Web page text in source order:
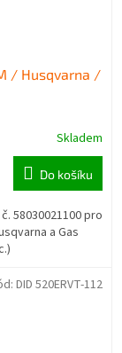
/ Husqvarna /
Skladem
Do košíku
58030021100 pro
a Gas
DID 520ERVT-112